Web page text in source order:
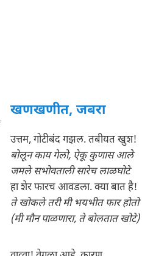
खणखणीत, जबरा
उत्तम, गोटीबंद गझल. तबीयत खुश!
बोलून काय गेलो, ऐकू कुणास आले
जमले सभोवताली सारेच लाळघोटे
हा शेर फारच आवडला. क्या बात है!
ते खोकले तरी मी भयभीत फार होतो
(मी मौन पाळणारा, ते बोलतात खोटे)